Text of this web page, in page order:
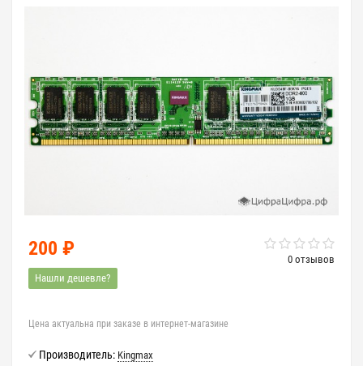
0 отзывов
200 ₽
Нашли дешевле?
Цена актуальна при заказе в интернет-магазине
Производитель: Kingmax